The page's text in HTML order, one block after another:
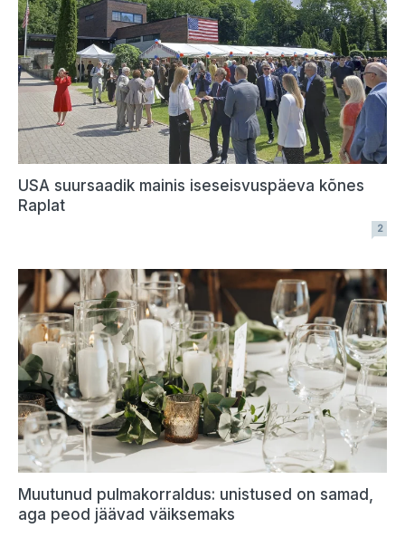
USA suursaadik mainis iseseisvuspäeva kõnes
Raplat
2
Muutunud pulmakorraldus: unistused on samad,
aga peod jäävad väiksemaks